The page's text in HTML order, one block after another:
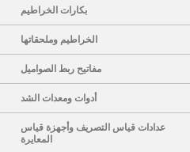
بكارات الخراطيم
الخراطيم وملحقاتها
مفاتيح ربط الصواميل
أدوات ومعدات الشد
عدادات قياس التصريف وأجهزة قياس
المعايرة